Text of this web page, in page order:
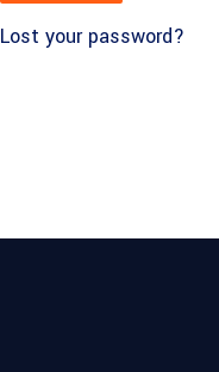
Lost your password?